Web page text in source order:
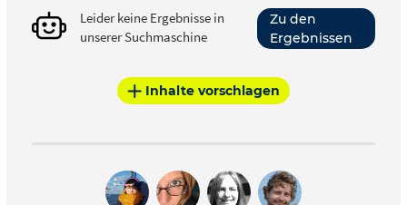
Leider keine Ergebnisse in
unserer Suchmaschine
Zu den
Ergebnissen
Inhalte vorschlagen